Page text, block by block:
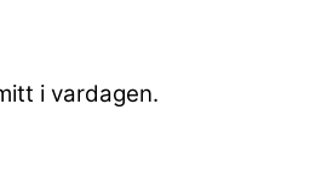
i vardagen.